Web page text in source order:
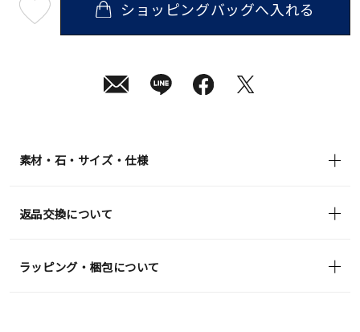
価格 ¥0
在庫ありのみ
08
ショッピングバッグへ入れる
素材・石・サイズ・仕様
返品交換について
ラッピング・梱包について